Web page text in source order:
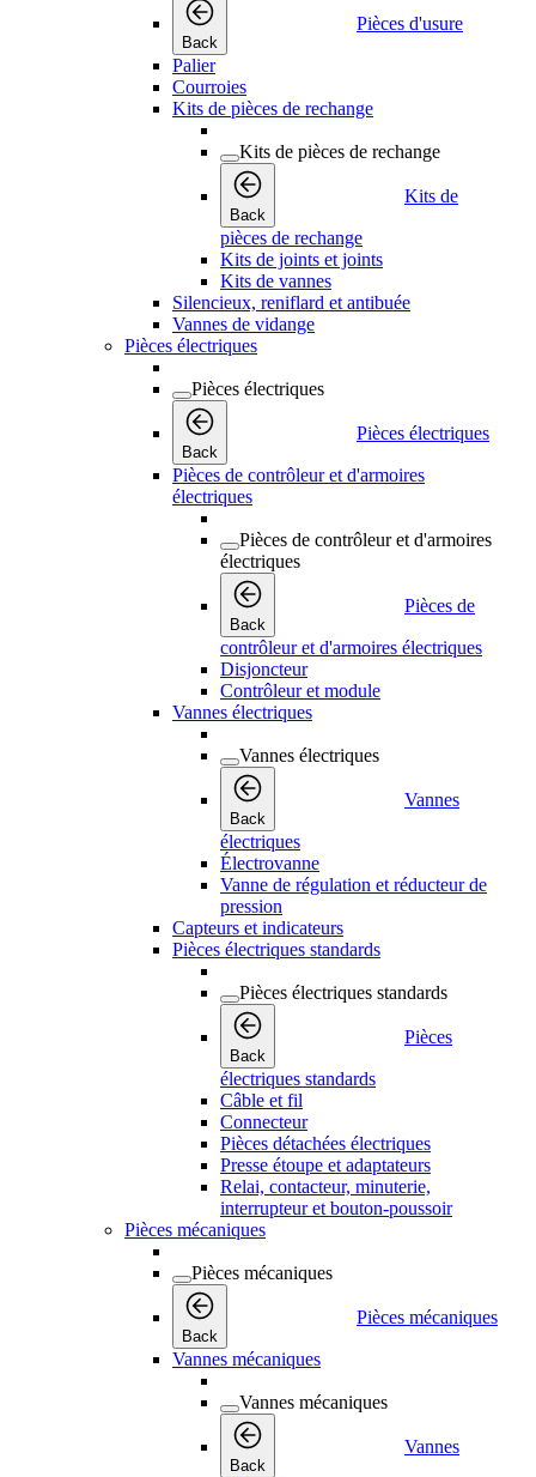
Back
Pièces d'usure
Palier
Courroies
Kits de pièces de rechange
Kits de pièces de rechange
Back
Kits de
pièces de rechange
Kits de joints et joints
Kits de vannes
Silencieux, reniflard et antibuée
Vannes de vidange
Pièces électriques
Pièces électriques
Back
Pièces électriques
Pièces de contrôleur et d'armoires
électriques
Pièces de contrôleur et d'armoires
électriques
Back
Pièces de
contrôleur et d'armoires électriques
Disjoncteur
Contrôleur et module
Vannes électriques
Vannes électriques
Back
Vannes
électriques
Électrovanne
Vanne de régulation et réducteur de
pression
Capteurs et indicateurs
Pièces électriques standards
Pièces électriques standards
Back
Pièces
électriques standards
Câble et fil
Connecteur
Pièces détachées électriques
Presse étoupe et adaptateurs
Relai, contacteur, minuterie,
interrupteur et bouton-poussoir
Pièces mécaniques
Pièces mécaniques
Back
Pièces mécaniques
Vannes mécaniques
Vannes mécaniques
Back
Vannes